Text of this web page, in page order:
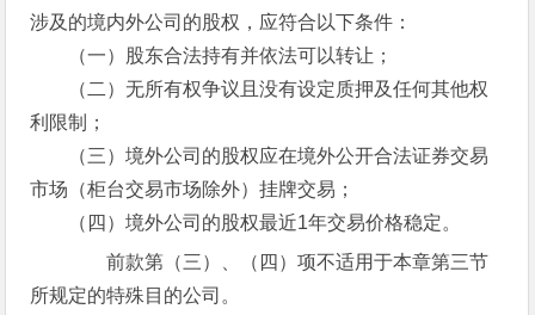
涉及的境内外公司的股权，应符合以下条件：
（一）股东合法持有并依法可以转让；
（二）无所有权争议且没有设定质押及任何其他权
利限制；
（三）境外公司的股权应在境外公开合法证券交易
市场（柜台交易市场除外）挂牌交易；
（四）境外公司的股权最近1年交易价格稳定。
前款第（三）、（四）项不适用于本章第三节
所规定的特殊目的公司。